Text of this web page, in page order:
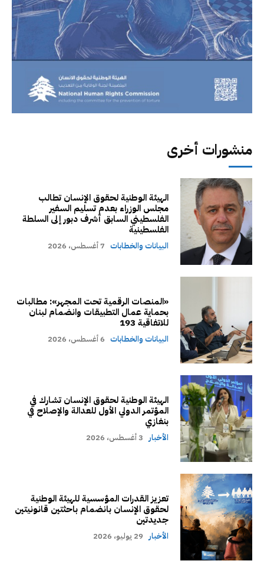
منشورات أخرى
الهيئة الوطنية لحقوق الإنسان تطالب
مجلس الوزراء بعدم تسليم السفير
الفلسطيني السابق أشرف دبور إلى السلطة
الفلسطينية
البيانات والخطابات 7 أغسطس، 2026
«المنصات الرقمية تحت المجهر»: مطالبات
بحماية عمال التطبيقات وانضمام لبنان
للاتفاقية 193
البيانات والخطابات 6 أغسطس، 2026
الهيئة الوطنية لحقوق الإنسان تشارك في
المؤتمر الدولي الأول للعدالة والإصلاح في
بنغازي
الأخبار 3 أغسطس، 2026
تعزيز القدرات المؤسسية للهيئة الوطنية
لحقوق الإنسان بانضمام باحثتين قانونيتين
جديدتين
الأخبار 29 يوليو، 2026